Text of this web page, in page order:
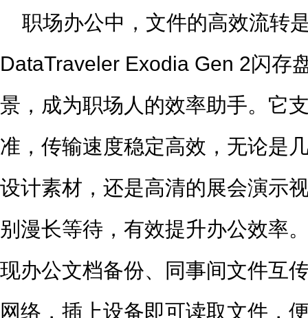
职场办公中，文件的高效流转
DataTraveler Exodia Gen 2闪存
景，成为职场人的效率助手。它
准，传输速度稳定高效，无论是
设计素材，还是高清的展会演示
别漫长等待，有效提升办公效率
现办公文档备份、同事间文件互
网络，插上设备即可读取文件，